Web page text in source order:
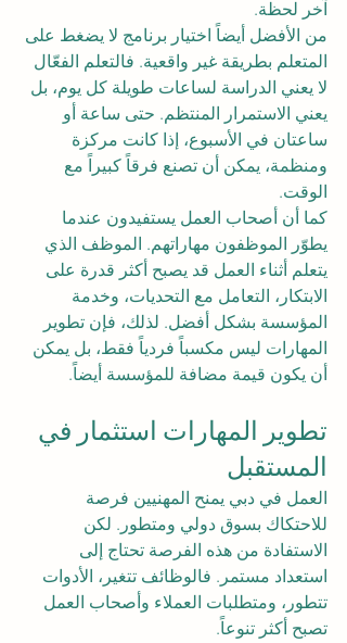
آخر لحظة.
من الأفضل أيضاً اختيار برنامج لا يضغط على
المتعلم بطريقة غير واقعية. فالتعلم الفعّال
لا يعني الدراسة لساعات طويلة كل يوم، بل
يعني الاستمرار المنتظم. حتى ساعة أو
ساعتان في الأسبوع، إذا كانت مركزة
ومنظمة، يمكن أن تصنع فرقاً كبيراً مع
الوقت.
كما أن أصحاب العمل يستفيدون عندما
يطوّر الموظفون مهاراتهم. الموظف الذي
يتعلم أثناء العمل قد يصبح أكثر قدرة على
الابتكار، التعامل مع التحديات، وخدمة
المؤسسة بشكل أفضل. لذلك، فإن تطوير
المهارات ليس مكسباً فردياً فقط، بل يمكن
أن يكون قيمة مضافة للمؤسسة أيضاً.
تطوير المهارات استثمار في
المستقبل
العمل في دبي يمنح المهنيين فرصة
للاحتكاك بسوق دولي ومتطور. لكن
الاستفادة من هذه الفرصة تحتاج إلى
استعداد مستمر. فالوظائف تتغير، الأدوات
تتطور، ومتطلبات العملاء وأصحاب العمل
تصبح أكثر تنوعاً.